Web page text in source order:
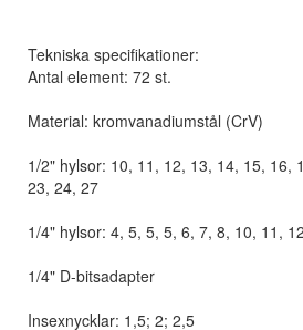
Tekniska specifikationer:
Antal element: 72 st.
Material: kromvanadiumstål (CrV)
1/2" hylsor: 10, 11, 12, 13, 14, 15, 16,
23, 24, 27
1/4" hylsor: 4, 5, 5, 5, 6, 7, 8, 10, 11,
1/4" D-bitsadapter
Insexnycklar: 1,5; 2; 2,5